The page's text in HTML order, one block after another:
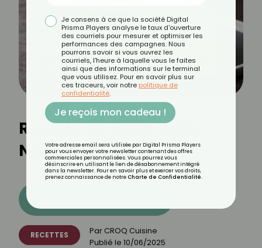
Recette de Torta della
Nonna
RECETTES Par CROQ Cuisine
Publié le 10/06/2025
Je consens à ce que la société Digital
Prisma Players analyse le taux d'ouverture
des courriels pour mesurer et optimiser les
performances des campagnes. Nous
pourrons savoir si vous ouvrez les
courriels, l'heure à laquelle vous le faites
ainsi que des informations sur le terminal
que vous utilisez. Pour en savoir plus sur
ces traceurs, voir notre politique de
confidentialité.
Je reçois mon cadeau !
Votre adresse email sera utilisée par Digital Prisma Players
pour vous envoyer votre newsletter contenant des offres
commerciales personnalisées. Vous pourrez vous
désinscrire en utilisant le lien de désabonnement intégré
dans la newsletter. Pour en savoir plus et exercer vos droits,
prenez connaissance de notre Charte de Confidentialité.